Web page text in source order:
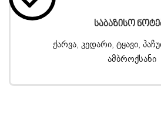
Საბაზისო
ქარვა, კედარი, ტყავი,
ამბროქსანი